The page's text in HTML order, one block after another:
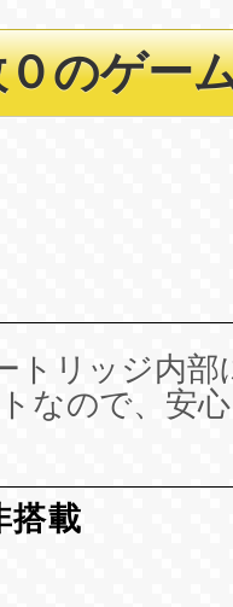
トリッジ内部
なので、安
搭載